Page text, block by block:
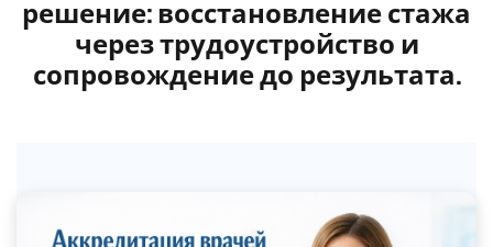
решение: восстановление стажа
через трудоустройство и
сопровождение до результата.